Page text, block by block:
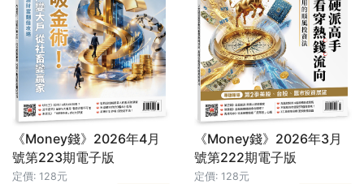
《Money錢》2026年4月
號第223期電子版
定價: 128元
《Money錢》2026年3月
號第222期電子版
定價: 128元